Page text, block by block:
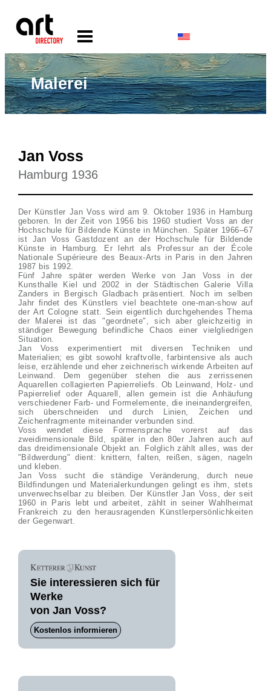
Malerei
Jan Voss
Hamburg 1936
Der Künstler Jan Voss wird am 9. Oktober 1936 in Hamburg
geboren. In der Zeit von 1956 bis 1960 studiert Voss an der
Hochschule für Bildende Künste in München. Später 1966–67
ist Jan Voss Gastdozent an der Hochschule für Bildende
Künste in Hamburg. Er lehrt als Professur an der École
Nationale Supérieure des Beaux-Arts in Paris in den Jahren
1987 bis 1992.
Fünf Jahre später werden Werke von Jan Voss in der
Kunsthalle Kiel und 2002 in der Städtischen Galerie Villa
Zanders in Bergisch Gladbach präsentiert. Noch im selben
Jahr findet des Künstlers viel beachtete one-man-show auf
der Art Cologne statt. Sein eigentlich durchgehendes Thema
der Malerei ist das "geordnete", sich aber gleichzeitig in
ständiger Bewegung befindliche Chaos einer vielgliedrigen
Situation.
Jan Voss experimentiert mit diversen Techniken und
Materialien; es gibt sowohl kraftvolle, farbintensive als auch
leise, erzählende und eher zeichnerisch wirkende Arbeiten auf
Leinwand. Dem gegenüber stehen die aus zerrissenen
Aquarellen collagierten Papierreliefs. Ob Leinwand, Holz- und
Papierrelief oder Aquarell, allen gemein ist die Anhäufung
verschiedener Farb- und Formelemente, die ineinandergreifen,
sich überschneiden und durch Linien, Zeichen und
Zeichenfragmente miteinander verbunden sind.
Voss wendet diese Formensprache vorerst auf das
zweidimensionale Bild, später in den 80er Jahren auch auf
das dreidimensionale Objekt an. Folglich zählt alles, was der
"Bildwerdung" dient: knittern, falten, reißen, sägen, nageln
und kleben.
Jan Voss sucht die ständige Veränderung, durch neue
Bildfindungen und Materialerkundungen gelingt es ihm, stets
unverwechselbar zu bleiben. Der Künstler Jan Voss, der seit
1960 in Paris lebt und arbeitet, zählt in seiner Wahlheimat
Frankreich zu den herausragenden Künstlerpersönlichkeiten
der Gegenwart.
Sie interessieren sich für
Werke
von Jan Voss?
Kostenlos informieren